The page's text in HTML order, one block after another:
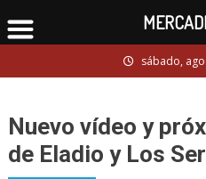
to
sábado,
Nuevo vídeo y
de Eladio y Los